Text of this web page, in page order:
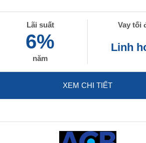
Lãi suất
6%
năm
Vay tối
Linh
XEM CHI TIẾT